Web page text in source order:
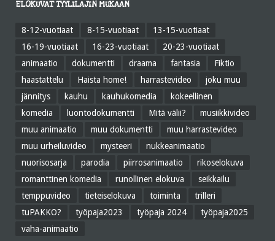
ELOKUVAT TYYLILAJIN MUKAAN
8-12-vuotiaat 8-15-vuotiaat
13-15-vuotiaat
16-19-vuotiaat
16-23-vuotiaat
20-23-vuotiaat
animaatio
dokumentti draama fantasia
Fiktio
haastattelu
Haista home! harrastevideo
joku muu
jännitys
kauhu kauhukomedia
kokeellinen
komedia
luontodokumentti Mitä välii?
musiikkivideo
muu animaatio
muu dokumentti
muu harrastevideo
muu urheiluvideo
mysteeri
nukkeanimaatio
nuorisosarja
parodia piirrosanimaatio
rikoselokuva
romanttinen komedia
runollinen elokuva
seikkailu
temppuvideo
tieteiselokuva toiminta
trilleri
tuPAKKO?
työpaja2023 työpaja 2024
työpaja2025
vaha-animaatio